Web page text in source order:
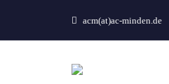
content
acm(at)ac-minden.de